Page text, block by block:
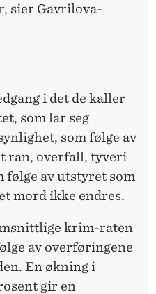
sier Gavrilova-
i det de kaller
som lar seg
som følge av
ran, overfall, tyveri
følge av utstyret som
mord ikke endres.
krim-raten
av overføringene
En økning i
gir en